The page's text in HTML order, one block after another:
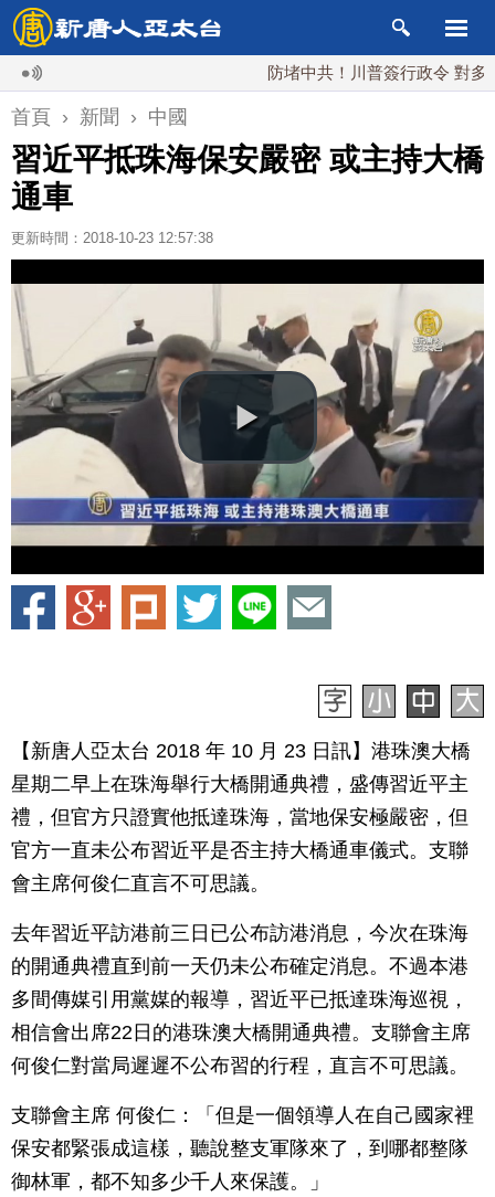
防堵中共！川普簽行政令 對多晶矽課
首頁 › 新聞 › 中國
習近平抵珠海保安嚴密 或主持大橋
通車
更新時間：2018-10-23 12:57:38
【新唐人亞太台 2018 年 10 月 23 日訊】港珠澳大橋
星期二早上在珠海舉行大橋開通典禮，盛傳習近平主
禮，但官方只證實他抵達珠海，當地保安極嚴密，但
官方一直未公布習近平是否主持大橋通車儀式。支聯
會主席何俊仁直言不可思議。
去年習近平訪港前三日已公布訪港消息，今次在珠海
的開通典禮直到前一天仍未公布確定消息。不過本港
多間傳媒引用黨媒的報導，習近平已抵達珠海巡視，
相信會出席22日的港珠澳大橋開通典禮。支聯會主席
何俊仁對當局遲遲不公布習的行程，直言不可思議。
支聯會主席 何俊仁：「但是一個領導人在自己國家裡
保安都緊張成這樣，聽說整支軍隊來了，到哪都整隊
御林軍，都不知多少千人來保護。」